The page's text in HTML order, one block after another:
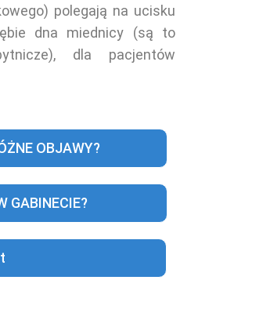
polegają na ucisku
dna miednicy (są to
dla pacjentów
OBJAWY?
GABINECIE?